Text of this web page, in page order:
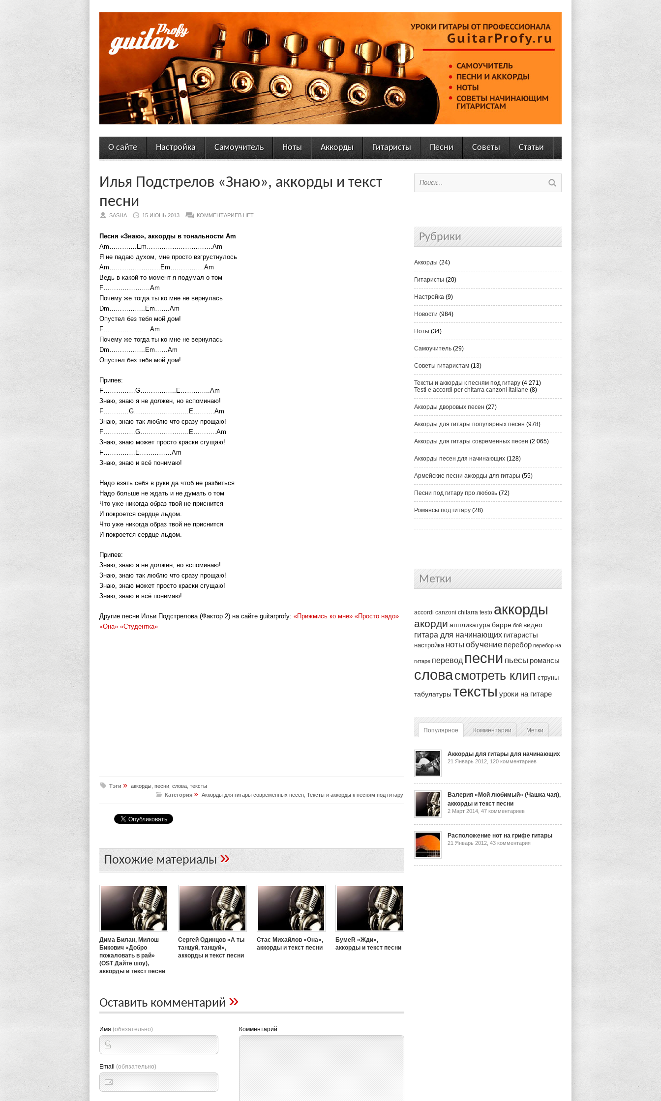
О сайте Настройка Самоучитель Ноты Аккорды Гитаристы Песни Советы Статьи
Илья Подстрелов «Знаю», аккорды и текст
песни
SASHA 15 ИЮНЬ 2013 КОММЕНТАРИЕВ НЕТ
Песня «Знаю», аккорды в тональности Am
Am………….Em………………………….Am
Я не падаю духом, мне просто взгрустнулось
Am……………………Em…………….Am
Ведь в какой-то момент я подумал о том
F………………….Am
Почему же тогда ты ко мне не вернулась
Dm……………..Em…….Am
Опустел без тебя мой дом!
F………………….Am
Почему же тогда ты ко мне не вернулась
Dm……………..Em……Am
Опустел без тебя мой дом!
Припев:
F……………G……………..E…………..Am
Знаю, знаю я не должен, но вспоминаю!
F…………G……………………..E……….Am
Знаю, знаю так люблю что сразу прощаю!
F……………G…………………..E………..Am
Знаю, знаю может просто краски сгущаю!
F……………E……………Am
Знаю, знаю и всё понимаю!
Надо взять себя в руки да чтоб не разбиться
Надо больше не ждать и не думать о том
Что уже никогда образ твой не приснится
И покроется сердце льдом.
Что уже никогда образ твой не приснится
И покроется сердце льдом.
Припев:
Знаю, знаю я не должен, но вспоминаю!
Знаю, знаю так люблю что сразу прощаю!
Знаю, знаю может просто краски сгущаю!
Знаю, знаю и всё понимаю!
Другие песни Ильи Подстрелова (Фактор 2) на сайте guitarprofy: «Прижмись ко мне» «Просто надо»
«Она» «Студентка»
Тэги » аккорды песни слова тексты
Категория » Аккорды для гитары современных песен Тексты и аккорды к песням под гитару
Похожие материалы»
Дима Билан, Милош
Бикович «Добро
пожаловать в рай»
(OST Дайте шоу),
аккорды и текст песни
Сергей Одинцов «А ты
танцуй, танцуй»,
аккорды и текст песни
Стас Михайлов «Она»,
аккорды и текст песни
БумеR «Жди»,
аккорды и текст песни
Оставить комментарий »
Имя (обязательно)
Email (обязательно)
Комментарий
Рубрики
Аккорды (24)
Гитаристы (20)
Настройка (9)
Новости (984)
Ноты (34)
Самоучитель (29)
Советы гитаристам (13)
Тексты и аккорды к песням под гитару (4 271)
Testi e accordi per chitarra canzoni italiane (8)
Аккорды дворовых песен (27)
Аккорды для гитары популярных песен (978)
Аккорды для гитары современных песен (2 065)
Аккорды песен для начинающих (128)
Армейские песни аккорды для гитары (55)
Песни под гитару про любовь (72)
Романсы под гитару (28)
Метки
accordi canzoni chitarra testo аккорды
акорди аппликатура барре бой видео
гитара для начинающих гитаристы
настройка ноты обучение перебор перебор на
гитаре перевод песни пьесы романсы
словасмотреть клип струны
табулатуры тексты уроки на гитаре
Популярное Комментарии Метки
Аккорды для гитары для начинающих
21 Январь 2012, 120 комментариев
Валерия «Мой любимый» (Чашка чая),
аккорды и текст песни
2 Март 2014, 47 комментариев
Расположение нот на грифе гитары
21 Январь 2012, 43 комментария